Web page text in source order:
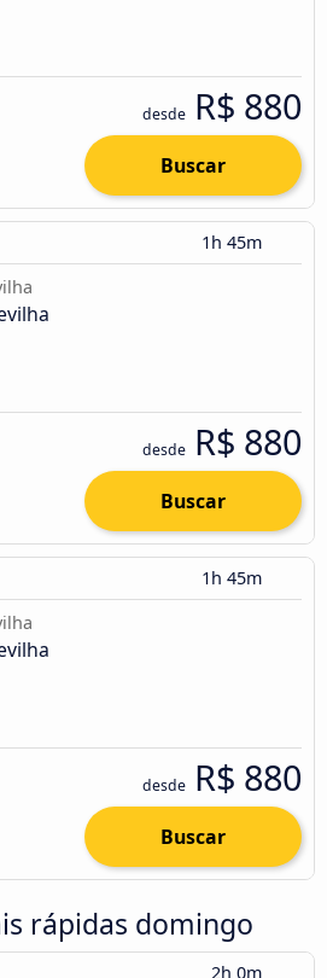
desde R$ 880
Buscar
1h 45m
desde R$ 880
Buscar
1h 45m
desde R$ 880
Buscar
rápidas domingo
2h 0m